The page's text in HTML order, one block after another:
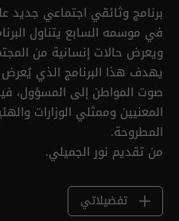
برنامج وثائقي اجتماعي جديد
في موسمه السابع يتناول
ويعرض حالات إنسانية من
يهدف هذا البرنامج الذي
صوت المواطن إلى المسؤول،
المعنيين وممثلي الوزارات
المطروحة.
من تقديم نور الجميلي.
تفضيلاتي